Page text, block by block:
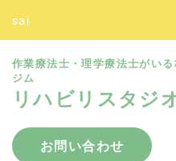
sai
作業療法士・理学療法士がい
ジム
リハビリスタ
お問い合わせ